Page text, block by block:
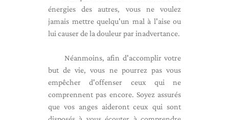
énergies des autres, vous ne voulez
jamais mettre quelqu'un mal à l'aise ou
lui causer de la douleur par inadvertance.
Néanmoins, afin d'accomplir votre
but de vie, vous ne pourrez pas vous
empêcher d'offenser ceux qui ne
comprennent pas encore. Soyez assurés
que vos anges aideront ceux qui sont